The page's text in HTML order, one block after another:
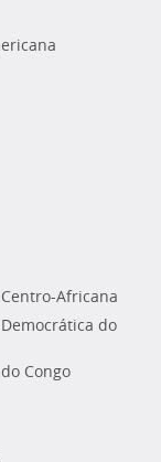
Africana
do
Congo